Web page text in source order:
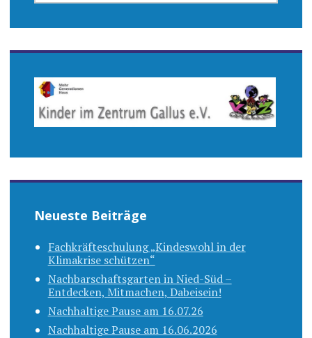
Neueste Beiträge
Fachkräfteschulung „Kindeswohl in der
Klimakrise schützen“
Nachbarschaftsgarten in Nied-Süd –
Entdecken, Mitmachen, Dabeisein!
Nachhaltige Pause am 16.07.26
Nachhaltige Pause am 16.06.2026